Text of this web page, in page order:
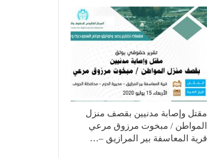
مقتل وإصابة مدنيين بقصف منزل
المواطن / مبخوت مرزوق مرعي
قرية المعاسفة بير المرازيق –…